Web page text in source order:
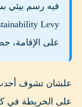
على الإقامة،
علشان تشوف أحدث
على الخريطة في